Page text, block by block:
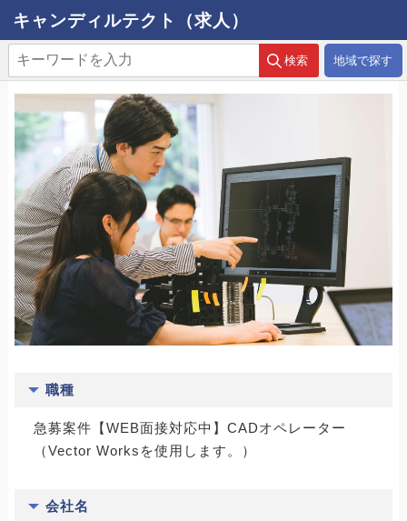
キャンディルテクト（求人）
地域で探す
職種
急募案件【WEB面接対応中】CADオペレーター
（Vector Worksを使用します。）
会社名